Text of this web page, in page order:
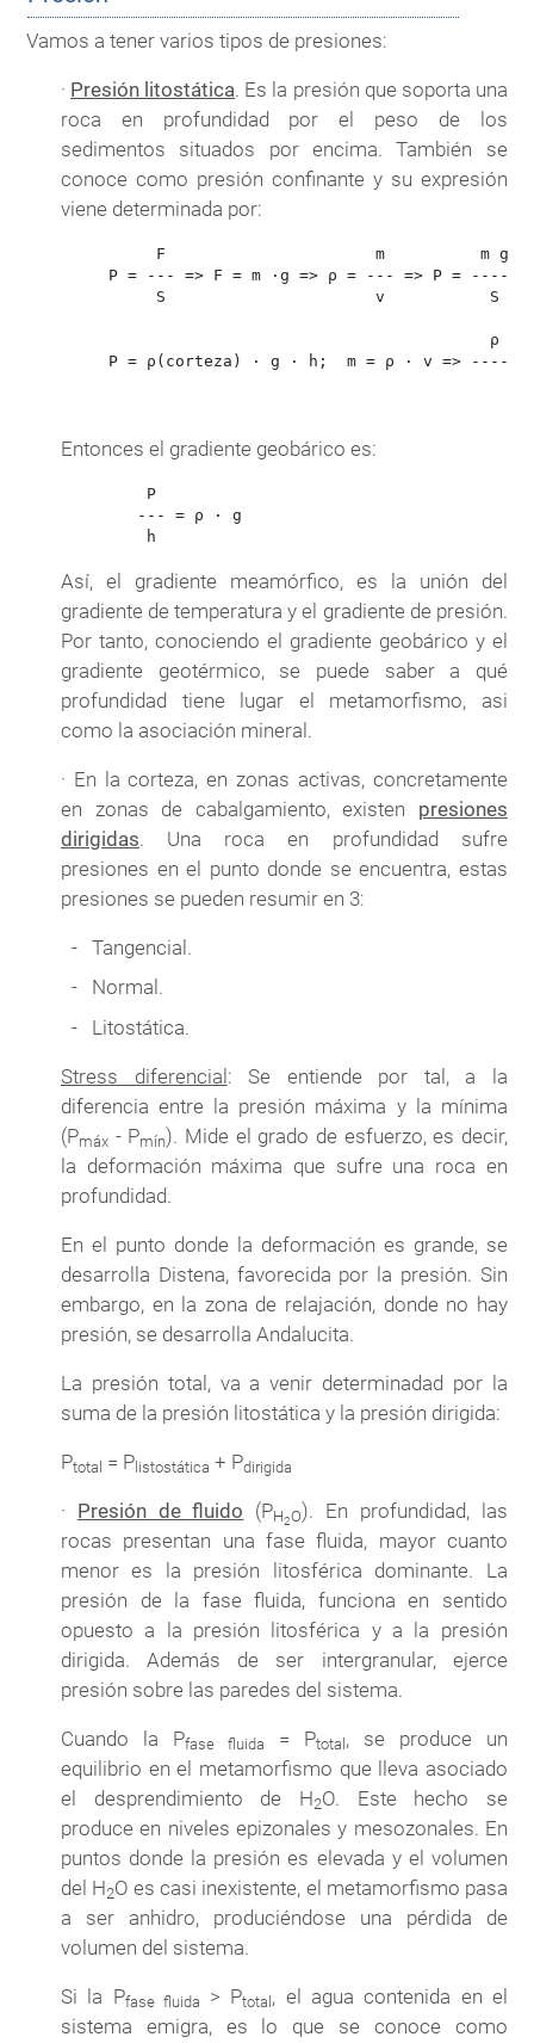
Vamos a tener varios tipos de presiones:
· Presión litostática. Es la presión que soporta una
roca en profundidad por el peso de los
sedimentos situados por encima. También se
conoce como presión confinante y su expresión
viene determinada por:
          F                      m          m g
     P = --- => F = m ·g => ρ = --- => P = ------
          S                      v           S
ρ ·
P = ρ(corteza) · g · h;  m = ρ · v =>
Entonces el gradiente geobárico es:
         P
        --- = ρ · g
Así, el gradiente meamórfico, es la unión del
gradiente de temperatura y el gradiente de presión.
Por tanto, conociendo el gradiente geobárico y el
gradiente geotérmico, se puede saber a qué
profundidad tiene lugar el metamorfismo, asi
como la asociación mineral.
· En la corteza, en zonas activas, concretamente
en zonas de cabalgamiento, existen presiones
dirigidas. Una roca en profundidad sufre
presiones en el punto donde se encuentra, estas
presiones se pueden resumir en 3:
Tangencial.
Normal.
Litostática.
Stress diferencial : Se entiende por tal, a la
diferencia entre la presión máxima y la mínima
(Pmáx- Pmín). Mide el grado de esfuerzo, es decir,
la deformación máxima que sufre una roca en
profundidad.
En el punto donde la deformación es grande, se
desarrolla Distena, favorecida por la presión. Sin
embargo, en la zona de relajación, donde no hay
presión, se desarrolla Andalucita.
La presión total, va a venir determinadad por la
suma de la presión litostática y la presión dirigida:
Ptotal = Plistostática + Pdirigida
· Presión de fluido (PH2O). En profundidad, las
rocas presentan una fase fluida, mayor cuanto
menor es la presión litosférica dominante. La
presión de la fase fluida, funciona en sentido
opuesto a la presión litosférica y a la presión
dirigida. Además de ser intergranular, ejerce
presión sobre las paredes del sistema.
Cuando la Pfase fluida = Ptotal , se produce un
equilibrio en el metamorfismo que lleva asociado
el desprendimiento de H2O. Este hecho se
produce en niveles epizonales y mesozonales. En
puntos donde la presión es elevada y el volumen
del H2O es casi inexistente, el metamorfismo pasa
a ser anhidro, produciéndose una pérdida de
volumen del sistema.
Si la Pfase fluida > Ptotal, el agua contenida en el
sistema emigra, es lo que se conoce como